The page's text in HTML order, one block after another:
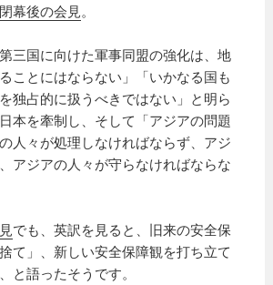
閉幕後の会見。
三国に向けた軍事同盟の強化は、地
ことにはならない」「いかなる国も
独占的に扱うべきではない」と明ら
本を牽制し、そして「アジアの問題
人々が処理しなければならず、アジ
アジアの人々が守らなければならな
でも、英訳を見ると、旧来の安全保
て」、新しい安全保障観を打ち立て
と語ったそうです。